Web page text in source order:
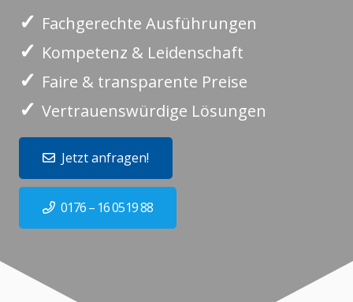
✓ Fachgerechte Ausführungen
✓ Kompetenz & Leidenschaft
✓ Faire & transparente Preise
✓ Vertrauenswürdige Lösungen
Jetzt anfragen!
0176 – 16 0519 88